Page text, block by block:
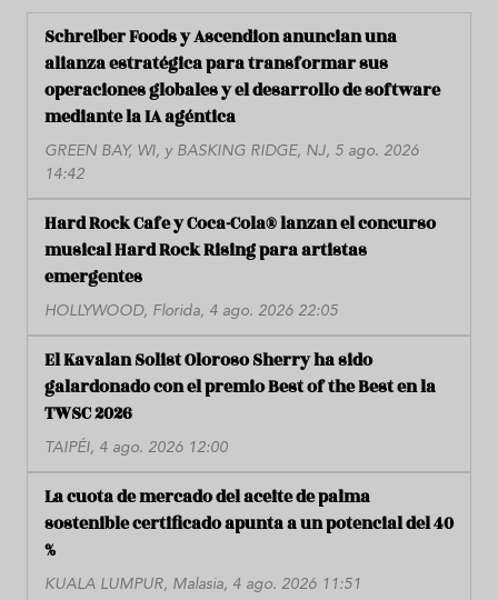
Schreiber Foods y Ascendion anuncian una
alianza estratégica para transformar sus
operaciones globales y el desarrollo de software
mediante la IA agéntica
GREEN BAY, WI, y BASKING RIDGE, NJ, 5 ago. 2026
14:42
Hard Rock Cafe y Coca-Cola® lanzan el concurso
musical Hard Rock Rising para artistas
emergentes
HOLLYWOOD, Florida, 4 ago. 2026 22:05
El Kavalan Solist Oloroso Sherry ha sido
galardonado con el premio Best of the Best en la
TWSC 2026
TAIPÉI, 4 ago. 2026 12:00
La cuota de mercado del aceite de palma
sostenible certificado apunta a un potencial del 40
%
KUALA LUMPUR, Malasia, 4 ago. 2026 11:51